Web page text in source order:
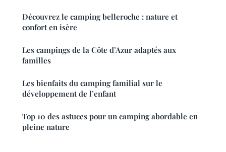
Découvrez le camping belleroche : nature et
confort en isère
Les campings de la Côte d’Azur adaptés aux
familles
Les bienfaits du camping familial sur le
développement de l’enfant
Top 10 des astuces pour un camping abordable en
pleine nature